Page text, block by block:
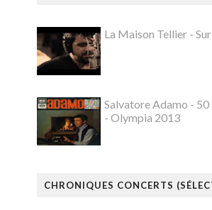
La Maison Tellier -
Salvatore Adamo - 50
- Olympia 2013
CHRONIQUES CONCERTS